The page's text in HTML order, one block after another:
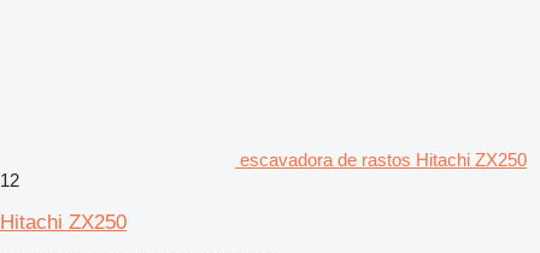
escavadora de rastos Hitachi ZX250
12
Hitachi ZX250